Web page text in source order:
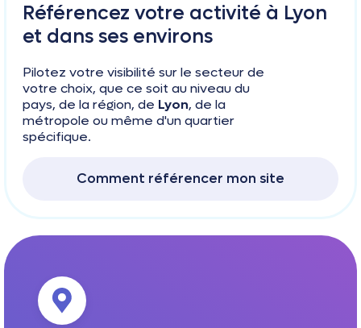
Référencez votre activité à Lyon
et dans ses environs
Pilotez votre visibilité sur le secteur de
votre choix, que ce soit au niveau du
pays, de la région, de Lyon, de la
métropole ou même d'un quartier
spécifique.
Comment référencer mon site